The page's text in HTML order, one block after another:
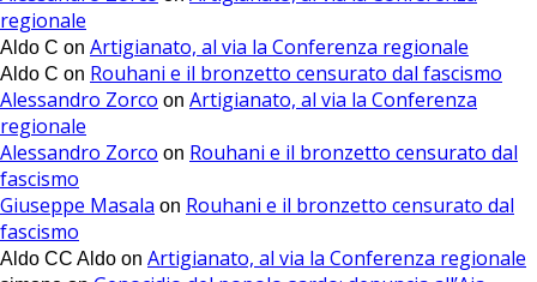
regionale
Aldo C on Artigianato, al via la Conferenza regionale
Aldo C on Rouhani e il bronzetto censurato dal fascismo
Alessandro Zorco on Artigianato, al via la Conferenza
regionale
Alessandro Zorco on Rouhani e il bronzetto censurato dal
fascismo
Giuseppe Masala on Rouhani e il bronzetto censurato dal
fascismo
Aldo CC Aldo on Artigianato, al via la Conferenza regionale